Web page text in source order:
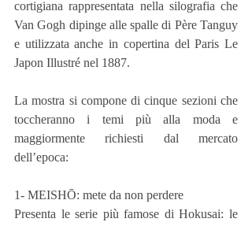
cortigiana rappresentata nella silografia che
Van Gogh dipinge alle spalle di Père Tanguy
e utilizzata anche in copertina del Paris Le
Japon Illustré nel 1887.
La mostra si compone di cinque sezioni che
toccheranno i temi più alla moda e
maggiormente richiesti dal mercato
dell’epoca:
1- MEISHŌ: mete da non perdere
Presenta le serie più famose di Hokusai: le